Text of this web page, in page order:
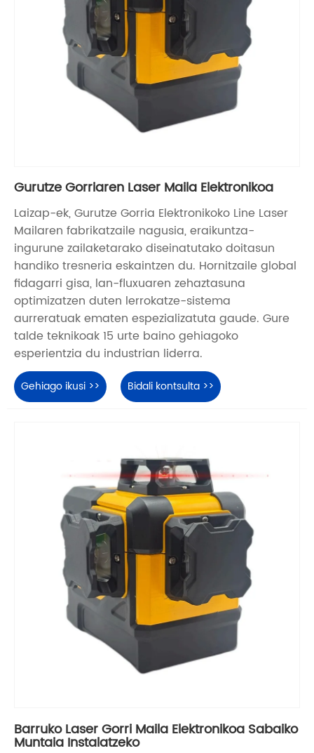
Gurutze Gorriaren Laser Maila Elektronikoa
Laizap-ek, Gurutze Gorria Elektronikoko Line Laser
Mailaren fabrikatzaile nagusia, eraikuntza-
ingurune zailaketarako diseinatutako doitasun
handiko tresneria eskaintzen du. Hornitzaile global
fidagarri gisa, lan-fluxuaren zehaztasuna
optimizatzen duten lerrokatze-sistema
aurreratuak ematen espezializatuta gaude. Gure
talde teknikoak 15 urte baino gehiagoko
esperientzia du industrian liderra.
Gehiago ikusi >> Bidali kontsulta >>
Barruko Laser Gorri Maila Elektronikoa Sabaiko
Muntaia Instalatzeko